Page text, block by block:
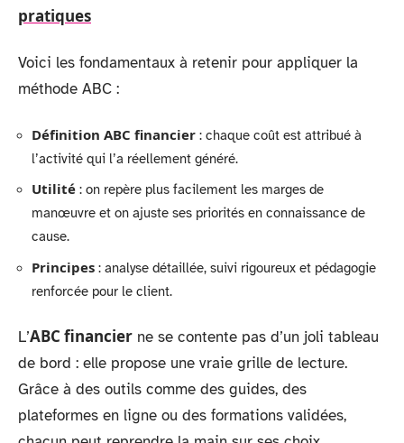
pratiques
Voici les fondamentaux à retenir pour appliquer la
méthode ABC :
Définition ABC financier : chaque coût est attribué à
l’activité qui l’a réellement généré.
Utilité : on repère plus facilement les marges de
manœuvre et on ajuste ses priorités en connaissance de
cause.
Principes : analyse détaillée, suivi rigoureux et pédagogie
renforcée pour le client.
L’ABC financier ne se contente pas d’un joli tableau
de bord : elle propose une vraie grille de lecture.
Grâce à des outils comme des guides, des
plateformes en ligne ou des formations validées,